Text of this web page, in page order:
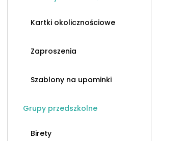
Kartki okolicznościowe
Zaproszenia
Szablony na upominki
Grupy przedszkolne
Birety